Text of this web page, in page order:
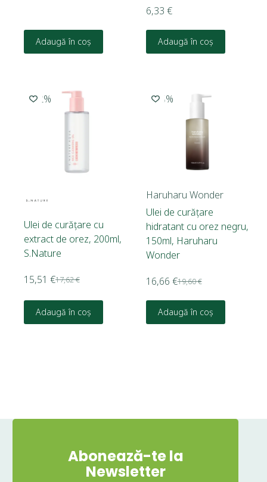
Adaugă în coș
6,33 €
Adaugă în coș
-12%
Ulei de curățare cu
extract de orez, 200ml,
S.Nature
17,62€
15,51 €
Adaugă în coș
-15%
Haruharu Wonder
Ulei de curățare
hidratant cu orez negru,
150ml, Haruharu
Wonder
19,60€
16,66 €
Adaugă în coș
Abonează-te la
Newsletter